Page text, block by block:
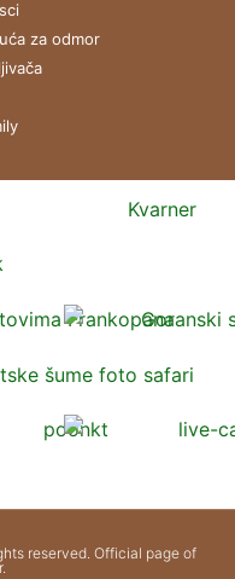
za odmor
reserved. Official page of